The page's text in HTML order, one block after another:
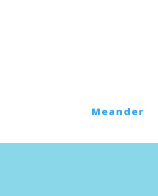
Meander